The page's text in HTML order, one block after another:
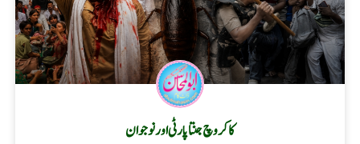
کاکروچ جنتا پارٹی اور نوجوان